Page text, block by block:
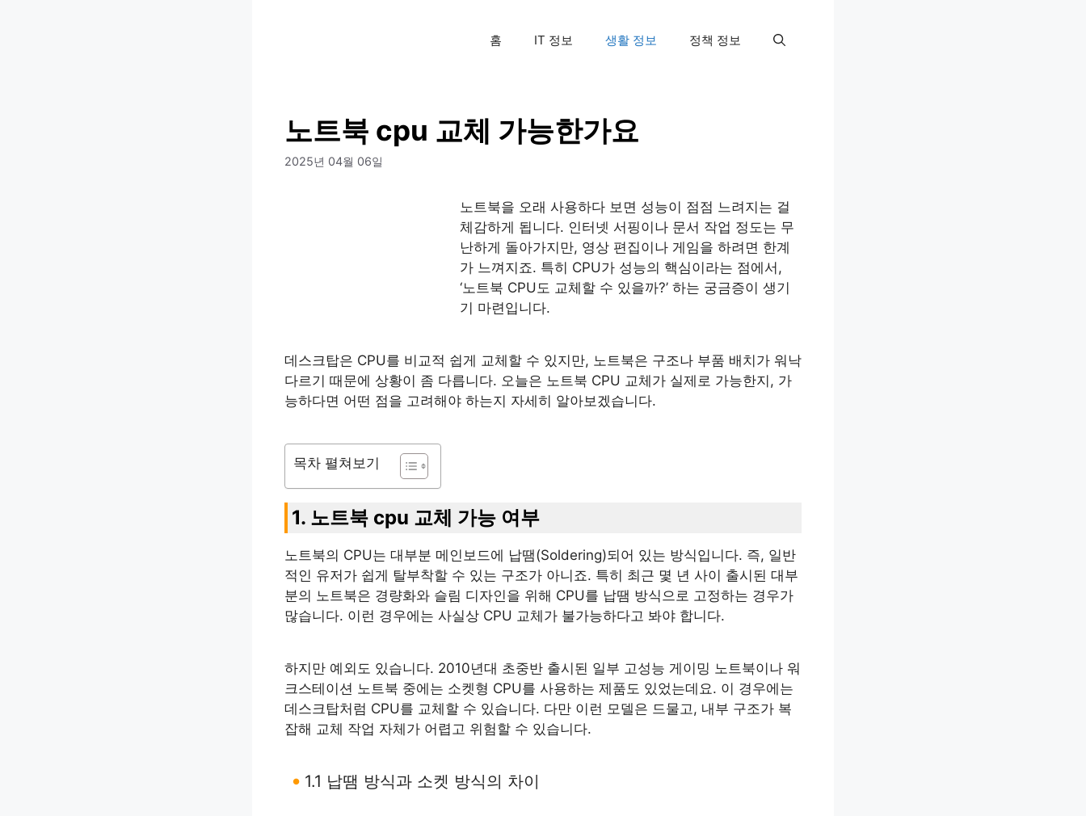
홈 IT 정보 생활 정보 정책 정보
노트북 cpu 교체 가능한가요
2025년 04월 06일
노트북을 오래 사용하다 보면 성능이 점점 느려지는 걸
체감하게 됩니다. 인터넷 서핑이나 문서 작업 정도는 무
난하게 돌아가지만, 영상 편집이나 게임을 하려면 한계
가 느껴지죠. 특히 CPU가 성능의 핵심이라는 점에서,
‘노트북 CPU도 교체할 수 있을까?’ 하는 궁금증이 생기
기 마련입니다.
데스크탑은 CPU를 비교적 쉽게 교체할 수 있지만, 노트북은 구조나 부품 배치가 워낙
다르기 때문에 상황이 좀 다릅니다. 오늘은 노트북 CPU 교체가 실제로 가능한지, 가
능하다면 어떤 점을 고려해야 하는지 자세히 알아보겠습니다.
목차 펼쳐보기
1. 노트북 cpu 교체 가능 여부
노트북의 CPU는 대부분 메인보드에 납땜(Soldering)되어 있는 방식입니다. 즉, 일반
적인 유저가 쉽게 탈부착할 수 있는 구조가 아니죠. 특히 최근 몇 년 사이 출시된 대부
분의 노트북은 경량화와 슬림 디자인을 위해 CPU를 납땜 방식으로 고정하는 경우가
많습니다. 이런 경우에는 사실상 CPU 교체가 불가능하다고 봐야 합니다.
하지만 예외도 있습니다. 2010년대 초중반 출시된 일부 고성능 게이밍 노트북이나 워
크스테이션 노트북 중에는 소켓형 CPU를 사용하는 제품도 있었는데요. 이 경우에는
데스크탑처럼 CPU를 교체할 수 있습니다. 다만 이런 모델은 드물고, 내부 구조가 복
잡해 교체 작업 자체가 어렵고 위험할 수 있습니다.
1.1 납땜 방식과 소켓 방식의 차이